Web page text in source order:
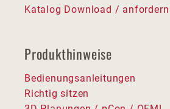
Katalog Download / anfordern
Produkthinweise
Bedienungsanleitungen
Richtig sitzen